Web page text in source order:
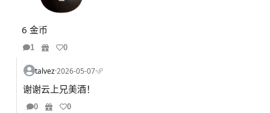
6 金币
1 0
talvez·2026-05-07·
谢谢云上兄美酒！
0 0